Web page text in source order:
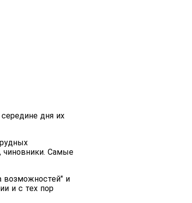
дня их
чиновники. Самые
возможностей" и
и с тех пор